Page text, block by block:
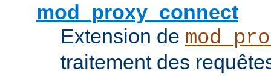
mod_proxy_connect
Extension de
traitement des